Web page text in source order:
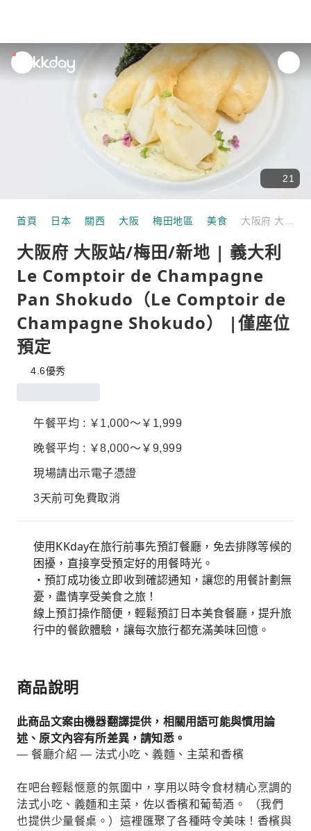
unread
notifications
21
首頁 日本 關西 大阪 梅田地區 美食
大阪府 大阪站/梅田/新地 | 義大利
Le Comptoir de Champagne
Pan Shokudo（Le Comptoir de
Champagne Shokudo） |僅座位
預定
4.6優秀
午餐平均 : ￥1,000～￥1,999
晚餐平均 : ￥8,000～￥9,999
現場請出示電子憑證
3天前可免費取消
使用KKday在旅行前事先預訂餐廳，免去排隊等候的
困擾，直接享受預定好的用餐時光。
・預訂成功後立即收到確認通知，讓您的用餐計劃無
憂，盡情享受美食之旅！
線上預訂操作簡便，輕鬆預訂日本美食餐廳，提升旅
行中的餐飲體驗，讓每次旅行都充滿美味回憶。
商品說明
此商品文案由機器翻譯提供，相關用語可能與慣用論
述、原文內容有所差異，請知悉。
— 餐廳介紹 — 法式小吃、義麵、主菜和香檳
在吧台輕鬆愜意的氛圍中，享用以時令食材精心烹調的
法式小吃、義麵和主菜，佐以香檳和葡萄酒。 （我們
也提供少量餐桌。）這裡匯聚了各種時令美味！香檳與